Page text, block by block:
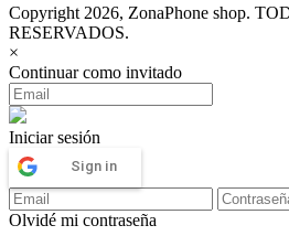
Copyright 2026, ZonaPhone shop.
RESERVADOS.
×
Continuar como invitado
Iniciar sesión
Sign in
Olvidé mi contraseña